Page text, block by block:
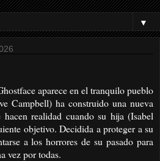
▼
aparece en el tranquilo pueblo
Campbell) ha construido una nueva
realidad cuando su hija (Isabel
objetivo. Decidida a proteger a su
a los horrores de su pasado para
vez por todas.